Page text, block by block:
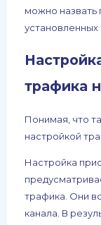
можно назвать
трафика
Понимая, что
настройкой
Настройка
трафика. Они
канала. В